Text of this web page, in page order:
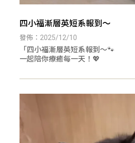
四小福漸層英短系報到～
發佈：2025/12/10
「四小福漸層英短系報到～🐾
一起陪你療癒每一天！💖